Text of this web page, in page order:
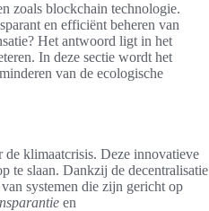
zoals blockchain technologie.
en efficiënt beheren van
Het antwoord ligt in het
In deze sectie wordt het
van de ecologische
klimaatcrisis. Deze innovatieve
te slaan. Dankzij de decentralisatie
systemen die zijn gericht op
en